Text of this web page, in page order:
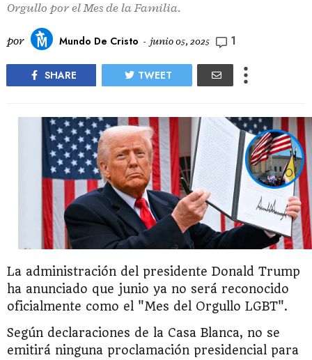
Orgullo por el Mes de la Familia.
por Mundo De Cristo - junio 05, 2025 1
SHARE TWEET
La administración del presidente Donald Trump
ha anunciado que junio ya no será reconocido
oficialmente como el "Mes del Orgullo LGBT".
Según declaraciones de la Casa Blanca, no se
emitirá ninguna proclamación presidencial para